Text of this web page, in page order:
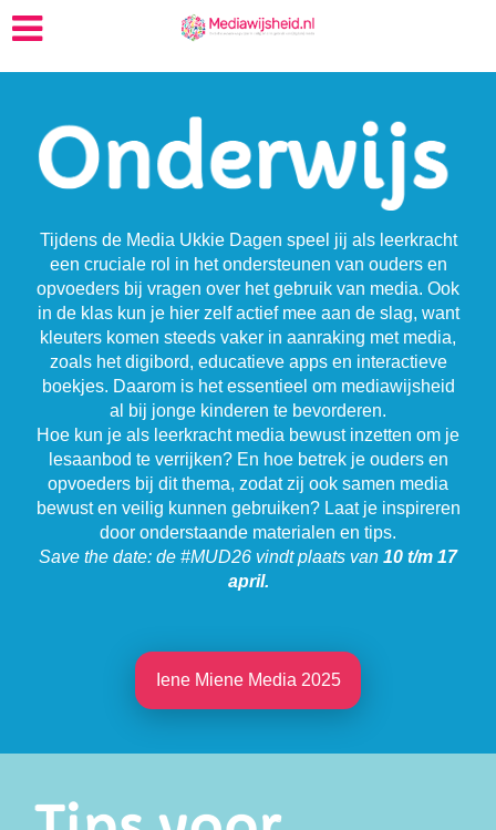
Tijdens de Media Ukkie Dagen speel jij als leerkracht
een cruciale rol in het ondersteunen van ouders en
opvoeders bij vragen over het gebruik van media. Ook
in de klas kun je hier zelf actief mee aan de slag, want
kleuters komen steeds vaker in aanraking met media,
zoals het digibord, educatieve apps en interactieve
boekjes. Daarom is het essentieel om mediawijsheid
al bij jonge kinderen te bevorderen.
Hoe kun je als leerkracht media bewust inzetten om je
lesaanbod te verrijken? En hoe betrek je ouders en
opvoeders bij dit thema, zodat zij ook samen media
bewust en veilig kunnen gebruiken? Laat je inspireren
door onderstaande materialen en tips.
Save the date: de #MUD26 vindt plaats van 10 t/m 17
april.
Iene Miene Media 2025